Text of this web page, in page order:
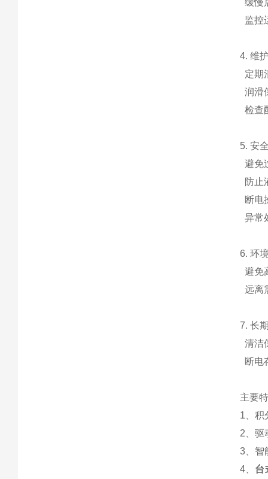
缓慢
监控
4. 维
定期
润滑
检查
5. 安
避免
防止
断电
异常
6. 环
避免
远离
7. 长
清洁
断电
主要
1、积
2、驱
3、智
4、 台